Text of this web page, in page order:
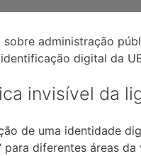
sobre administração
digital da
invisível da
de uma identidade
para diferentes áreas